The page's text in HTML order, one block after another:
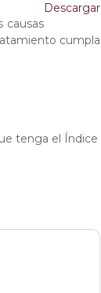
Descargar
causas
cumpla
tenga el Índice